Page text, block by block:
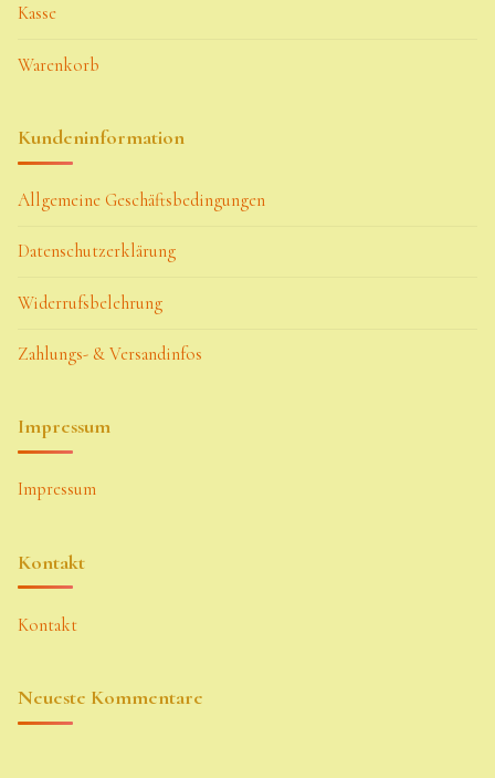
Kasse
Warenkorb
Kundeninformation
Allgemeine Geschäftsbedingungen
Datenschutzerklärung
Widerrufsbelehrung
Zahlungs- & Versandinfos
Impressum
Impressum
Kontakt
Kontakt
Neueste Kommentare